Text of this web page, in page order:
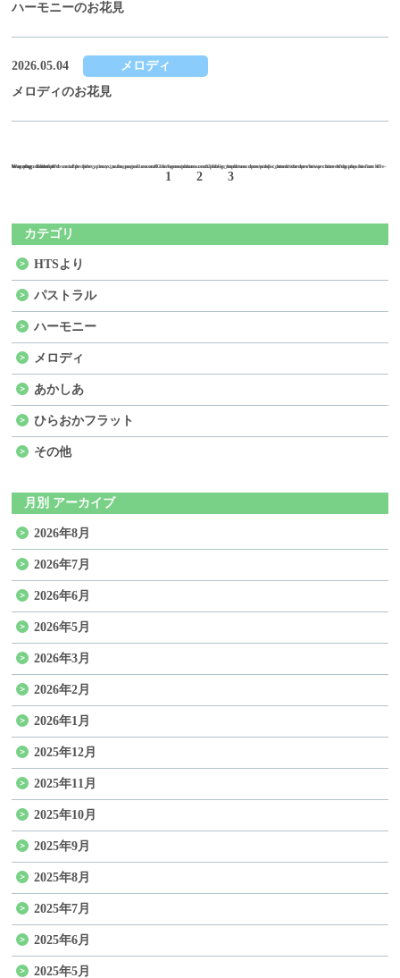
ハーモニーのお花見
2026.05.04
メロディ
メロディのお花見
Warning: Undefined variable $the_query in/home/sakuraxex02/hts-grouphome.com/public_html/wordpress/wp-content/themes/hts/archive-blog.phpon line47
Warning: Attempt to read property "max_num_pages" on null in
/home/sakuraxex02/hts-grouphome.com/public_html/wordpress/wp-content/themes/hts/archive-blog.phpon line47
1 2 3
カテゴリ
HTSより
パストラル
ハーモニー
メロディ
あかしあ
ひらおかフラット
その他
月別 アーカイブ
2026年8月
2026年7月
2026年6月
2026年5月
2026年3月
2026年2月
2026年1月
2025年12月
2025年11月
2025年10月
2025年9月
2025年8月
2025年7月
2025年6月
2025年5月